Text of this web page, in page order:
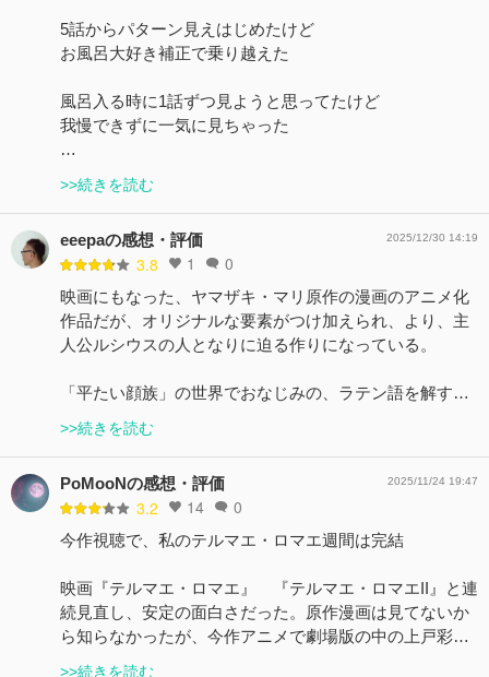
5話からパターン見えはじめたけど
お風呂大好き補正で乗り越えた
風呂入る時に1話ずつ見ようと思ってたけど
我慢できずに一気に見ちゃった
…
>>続きを読む
eeepaの感想・評価
3.8 1 0
2025/12/30 14:19
映画にもなった、ヤマザキ・マリ原作の漫画のアニメ化
作品だが、オリジナルな要素がつけ加えられ、より、主
人公ルシウスの人となりに迫る作りになっている。
「平たい顔族」の世界でおなじみの、ラテン語を解す…
>>続きを読む
PoMooNの感想・評価
3.2 14 0
2025/11/24 19:47
今作視聴で、私のテルマエ・ロマエ週間は完結
映画『テルマエ・ロマエ』 『テルマエ・ロマエII』と連
続見直し、安定の面白さだった。原作漫画は見てないか
ら知らなかったが、今作アニメで劇場版の中の上戸彩…
>>続きを読む